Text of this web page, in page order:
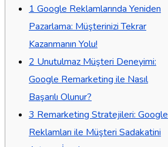
1 Google Reklamlarında Yeniden
Pazarlama: Müşterinizi Tekrar
Kazanmanın Yolu!
2 Unutulmaz Müşteri Deneyimi:
Google Remarketing ile Nasıl
Başarılı Olunur?
3 Remarketing Stratejileri: Google
Reklamları ile Müşteri Sadakatini